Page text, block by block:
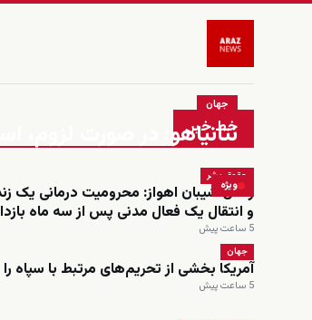
خط خبر
ویژه
جهان
نتانیاهو: در صورت لزوم،
حقوق بشر
زندان شیبان اهواز: محرومیت درمانی یک
و انتقال یک فعال مدنی پس از سه ماه
5 ساعت پیش
جهان
آمریکا بخشی از تحریم‌های مرتبط با سپاه
5 ساعت پیش